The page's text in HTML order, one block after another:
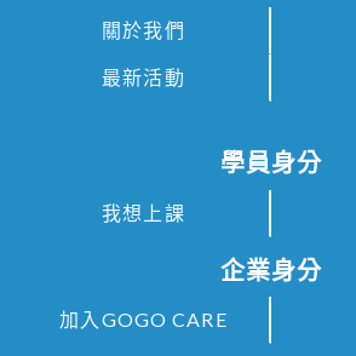
關於我們
最新活動
學員身分
我想上課
企業身分
加入GOGO CARE